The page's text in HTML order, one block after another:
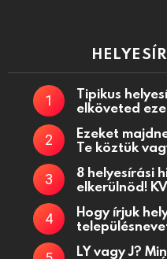
Tipikus
elköveted
Ezeket
Te köztük
8 helyesírási
elkerülnöd!
Hogy írjuk
LY vagy J?